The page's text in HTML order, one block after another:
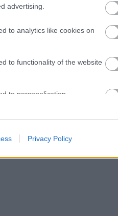
advertising.
to analytics like cookies on
to functionality of the website
to personalization.
to security, including
Privacy Policy
ZENEAKADÉMIÁRA